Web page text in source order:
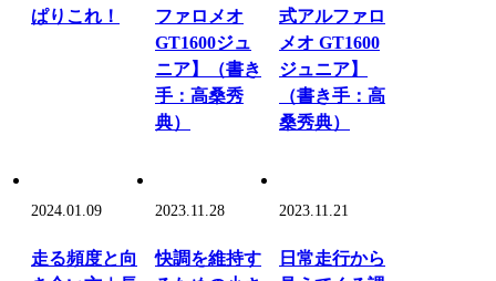
ぱりこれ！
ファロメオ
GT1600ジュ
ニア】（書き
手：高桑秀
典）
式アルファロ
メオ GT1600
ジュニア】
（書き手：高
桑秀典）
2024.01.09
走る頻度と向
2023.11.28
快調を維持す
2023.11.21
日常走行から